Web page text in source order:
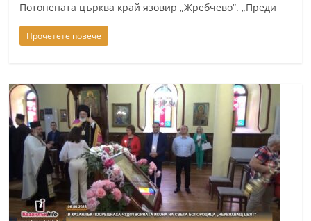
Потопената църква край язовир „Жребчево“. „Преди
Прочетете повече